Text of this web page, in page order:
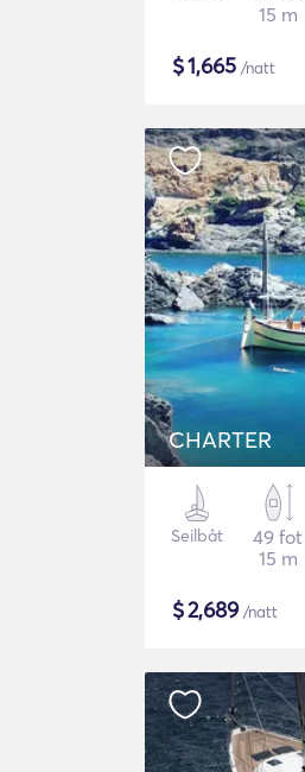
15 m
$1,665 /natt
CHARTER
Seilbåt
49 fot
15 m
$2,689/natt